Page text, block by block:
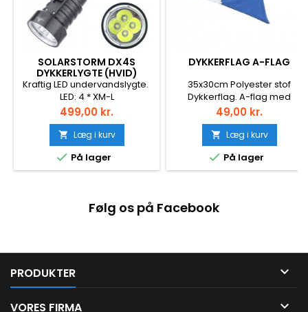
SOLARSTORM DX4S
DYKKERLYGTE (HVID)
Kraftig LED undervandslygte.
LED: 4 * XM-L
U2Strømforsyning: 2 * 18650
Litiumbatteri (med rør) / 2 *
26650 Litiumbatteri (Batteri
medfølger ikke)Vandtæt :
Max. 50mStørrelse: 21,4 *
5,5/3,7cm Vægt: 368g Lys
opladede
Pris
499,00 kr.
 Læg i kurv
 På lager
DYKKERFLAG A-FLAG
35x30cm Polyester stof
Dykkerflag. A-flag med
metaløjne til montering.
Pris
49,00 kr.
 Læg i kurv
 På lager
Følg os på Facebook
PRODUKTER 
VORES FIRMA 